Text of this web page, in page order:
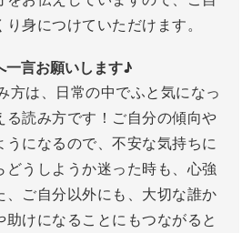
身につけていただけます。
一言お願いします♪
方は、日常の中でふと気になっ
る読み方です！ご自分の傾向や
になるので、不安な気持ちに
どうしようか迷った時も、心強
、ご自分以外にも、大切な誰か
助けになることにもつながると